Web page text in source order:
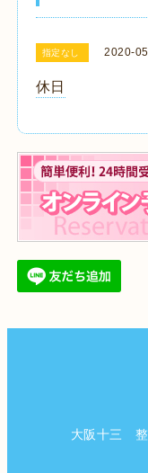
指定なし 2020-
休日
大阪十三 整